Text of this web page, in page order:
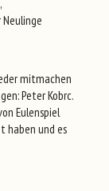
mitmachen
Peter Kobrc.
Eulenspiel
haben und es